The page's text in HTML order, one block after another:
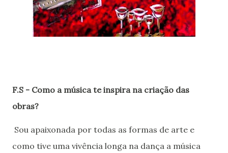
F.S - Como a música te inspira na criação das
obras?
Sou apaixonada por todas as formas de arte e
como tive uma vivência longa na dança a música